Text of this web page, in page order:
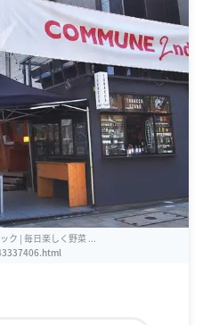
ク | 毎日楽しく野菜 ...